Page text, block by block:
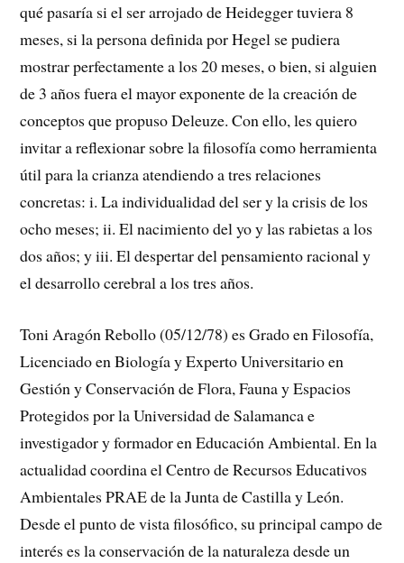
qué pasaría si el ser arrojado de Heidegger tuviera 8
meses, si la persona definida por Hegel se pudiera
mostrar perfectamente a los 20 meses, o bien, si alguien
de 3 años fuera el mayor exponente de la creación de
conceptos que propuso Deleuze.Con ello, les quiero
invitar a reflexionar sobre la filosofía como herramienta
útil para la crianza atendiendo a tres relaciones
concretas: i. La individualidad del ser y la crisis de los
ocho meses; ii. El nacimiento del yo y las rabietas a los
dos años; y iii. El despertar del pensamiento racional y
el desarrollo cerebral a los tres años.
Toni Aragón Rebollo (05/12/78) es Grado en Filosofía,
Licenciado en Biología y Experto Universitario en
Gestión y Conservación de Flora, Fauna y Espacios
Protegidos por la Universidad de Salamanca e
investigador y formador en Educación Ambiental. En la
actualidad coordina el Centro de Recursos Educativos
Ambientales PRAE de la Junta de Castilla y León.
Desde el punto de vista filosófico, su principal campo de
interés es la conservación de la naturaleza desde un